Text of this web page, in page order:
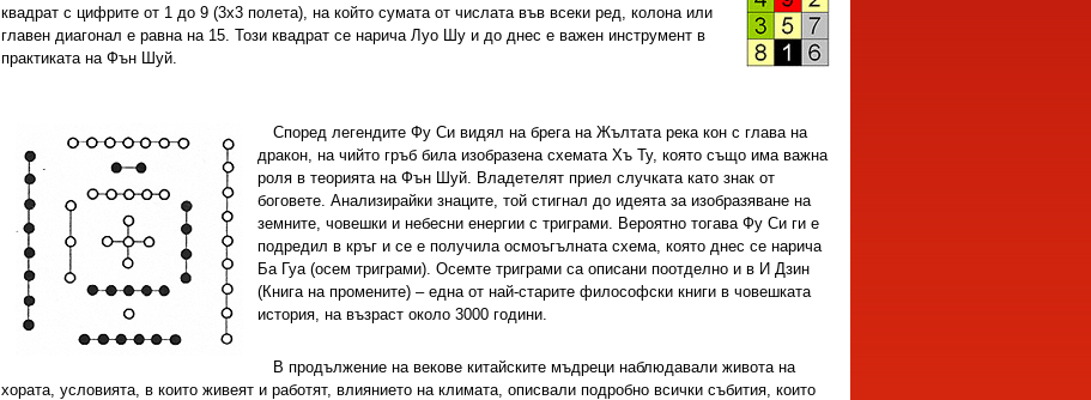
квадрат с цифрите от 1 до 9 (3х3 полета), на който сумата от числата във всеки ред, колона или
главен диагонал е равна на 15. Този квадрат се нарича Луо Шу и до днес е важен инструмент в
практиката на Фън Шуй.
Според легендите Фу Си видял на брега на Жълтата река кон с глава на
дракон, на чийто гръб била изобразена схемата Хъ Ту, която също има важна
роля в теорията на Фън Шуй. Владетелят приел случката като знак от
боговете. Анализирайки знаците, той стигнал до идеята за изобразяване на
земните, човешки и небесни енергии с триграми. Вероятно тогава Фу Си ги е
подредил в кръг и се е получила осмоъгълната схема, която днес се нарича
Ба Гуа (осем триграми). Осемте триграми са описани поотделно и в И Дзин
(Книга на промените) – една от най-старите философски книги в човешката
история, на възраст около 3000 години.
В продължение на векове китайските мъдреци наблюдавали живота на
хората, условията, в които живеят и работят, влиянието на климата, описвали подробно всички събития, които